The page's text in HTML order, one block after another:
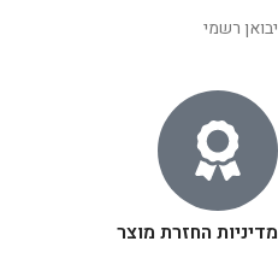
יבואן רשמי
מדיניות החזרת מוצר